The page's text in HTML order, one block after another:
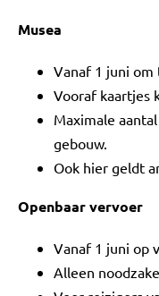
Musea
Vanaf 1 juni om
Vooraf kaartjes
Maximale
gebouw.
Ook hier geldt
Openbaar vervoer
Vanaf 1 juni op
Alleen